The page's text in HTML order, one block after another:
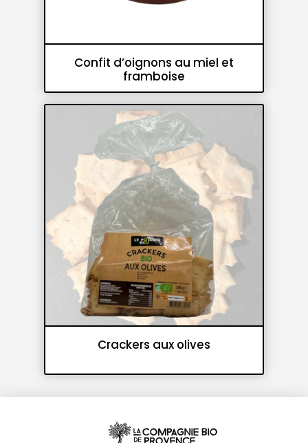
Confit d’oignons au miel et
framboise
Accompagnements Confits
Crackers aux olives